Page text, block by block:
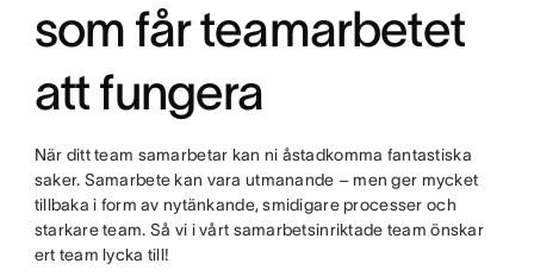
som får teamarbetet
att fungera
När ditt team samarbetar kan ni åstadkomma fantastiska
saker. Samarbete kan vara utmanande – men ger mycket
tillbaka i form av nytänkande, smidigare processer och
starkare team. Så vi i vårt samarbetsinriktade team önskar
ert team lycka till!